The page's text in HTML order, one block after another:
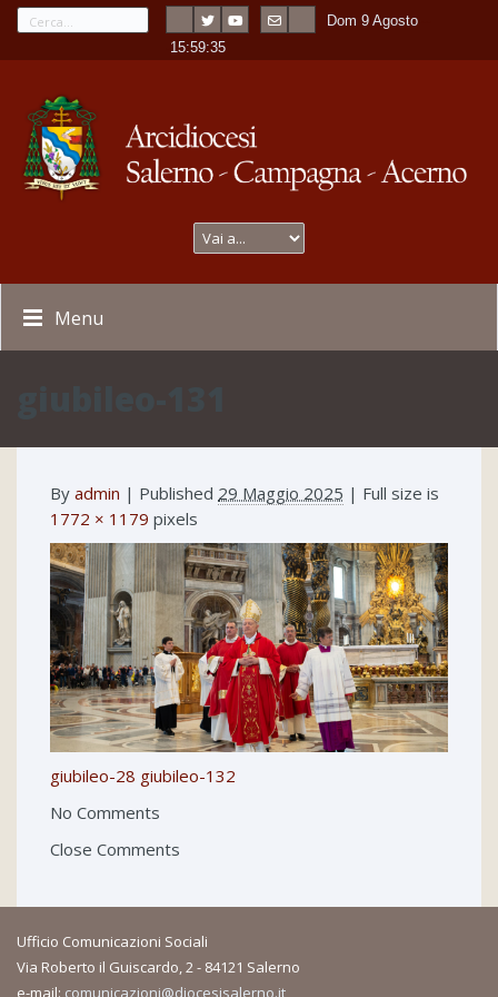
Dom 9 Agosto
15:59:35
Menu
By admin | Published 29 Maggio 2025 | Full size is
1772 × 1179 pixels
giubileo-28 giubileo-132
No Comments
Close Comments
Ufficio Comunicazioni Sociali
Via Roberto il Guiscardo, 2 - 84121 Salerno
e-mail: comunicazioni@diocesisalerno.it